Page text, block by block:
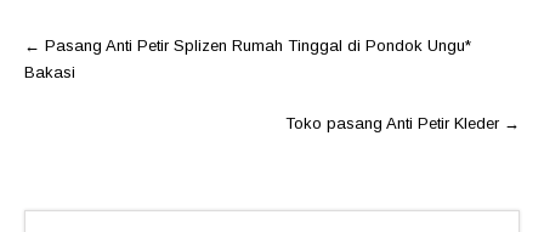
Post
navigation
← Pasang Anti Petir Splizen Rumah Tinggal di Pondok Ungu*
Bakasi
Toko pasang Anti Petir Kleder →